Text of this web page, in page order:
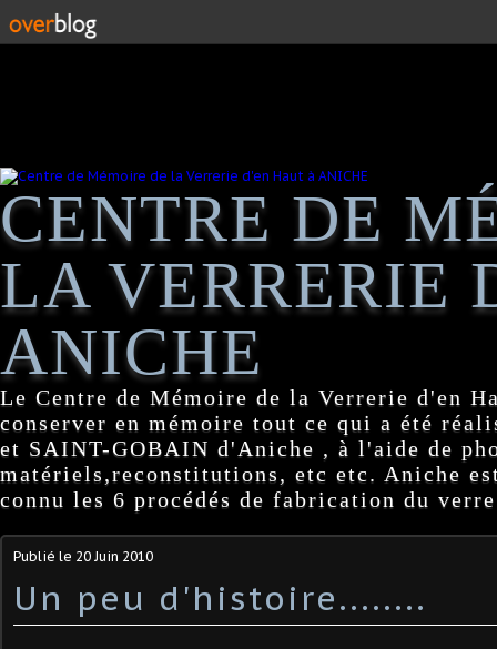
CENTRE DE
LA VERRERIE
ANICHE
Le Centre de Mémoire de la Verrerie d'en
conserver en mémoire tout ce qui a été
et SAINT-GOBAIN d'Aniche , à l'aide de
matériels,reconstitutions, etc etc. Aniche
connu les 6 procédés de fabrication du
Publié le 20 Juin 2010
Un peu d'histoire........